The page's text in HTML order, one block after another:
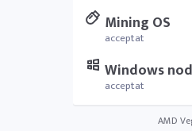
Mining OS
acceptat
Windows
acceptat
AMD